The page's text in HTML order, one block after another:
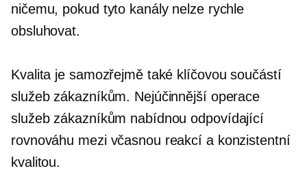
ničemu, pokud tyto kanály nelze rychle
obsluhovat.
Kvalita je samozřejmě také klíčovou součástí
služeb zákazníkům. Nejúčinnější operace
služeb zákazníkům nabídnou odpovídající
rovnováhu mezi včasnou reakcí a konzistentní
kvalitou.